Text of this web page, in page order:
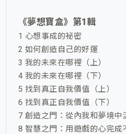
《夢想寶盒》第1輯
1 心想事成的祕密
2 如何創造自己的好運
3 我的未來在哪裡（上）
4 我的未來在哪裡（下）
5 找到真正自我價值（上）
6 找到真正自我價值（下）
7 創造之門：從內我和夢境中
8 智慧之門：用遊戲的心完成